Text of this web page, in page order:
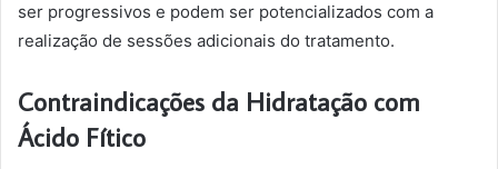
ser progressivos e podem ser potencializados com a
realização de sessões adicionais do tratamento.
Contraindicações da Hidratação com
Ácido Fítico